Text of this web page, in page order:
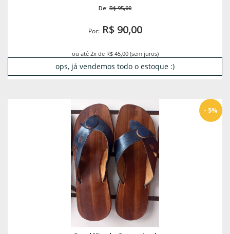
De: R$ 95,00
Por:R$ 90,00
ou até 2x de R$ 45,00 (sem juros)
ops, já vendemos todo o estoque :)
- 5%